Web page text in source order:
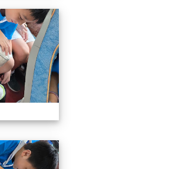
113學生音樂比賽
113學生音樂比賽